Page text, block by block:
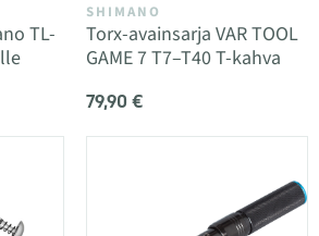
TL-
SHIMANO
Torx-avainsarja VAR TOOL
GAME 7 T7–T40 T-kahva
79,90 €